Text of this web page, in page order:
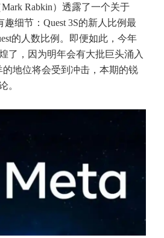
Rabkin）透露了一个关于
趣细节：Quest 3S的新人比例最
的人数比例。即便如此，今年
了，因为明年会有大批巨头涌入
的地位将会受到冲击，本期的锐
。